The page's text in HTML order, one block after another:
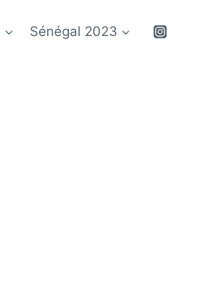
Sénégal 2023